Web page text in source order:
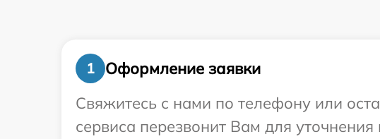
1
Оформление заявки
Свяжитесь с нами по телефону или
сервиса перезвонит Вам для